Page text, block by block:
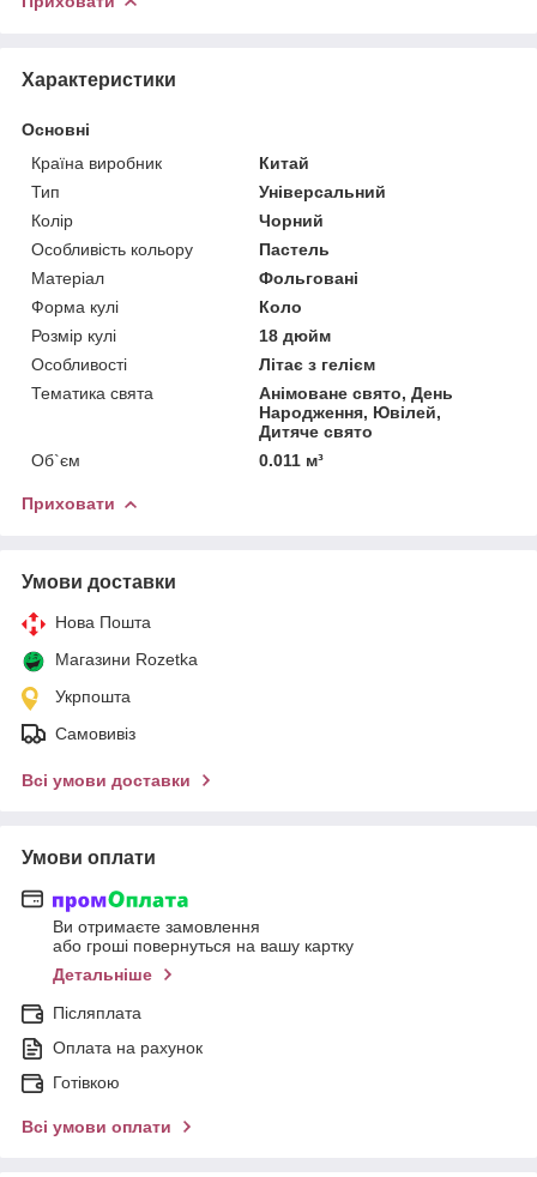
Характеристики
Основні
Країна виробник
Китай
Тип
Універсальний
Колір
Чорний
Особливість кольору
Пастель
Матеріал
Фольговані
Форма кулі
Коло
Розмір кулі
18 дюйм
Особливості
Літає з гелієм
Тематика свята
Анімоване свято, День
Народження, Ювілей,
Дитяче свято
Об`єм
0.011 м³
Приховати
Умови доставки
Нова Пошта
Магазини Rozetka
Укрпошта
Самовивіз
Всі умови доставки
Умови оплати
Ви отримаєте замовлення
або гроші повернуться на вашу картку
Детальніше
Післяплата
Оплата на рахунок
Готівкою
Всі умови оплати